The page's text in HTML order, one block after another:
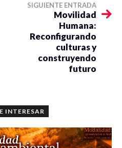
SIGUIENTE ENTRADA
Movilidad
Humana:
Reconfigurando
culturas y
construyendo
futuro
INTERESAR